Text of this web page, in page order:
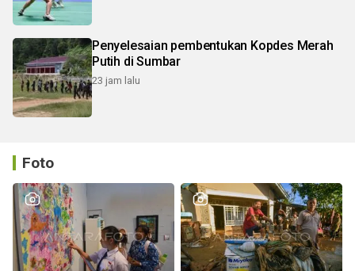
Penyelesaian pembentukan Kopdes Merah
Putih di Sumbar
23 jam lalu
Foto